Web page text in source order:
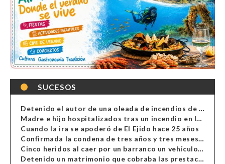
SUCESOS
Detenido el autor de una oleada de incendios de contenedores en Almería
Madre e hijo hospitalizados tras un incendio en la cocina de una vivienda en Almería
Cuando la ira se apoderó de El Ejido hace 25 años
Confirmada la condena de tres años y tres meses al hombre de Antas acusado de xenofobia
Cinco heridos al caer por un barranco un vehículo en Alcolea
Detenido un matrimonio que cobraba las prestaciones de ilegales en Almería, Granada, Málaga, Huelva y Murcia